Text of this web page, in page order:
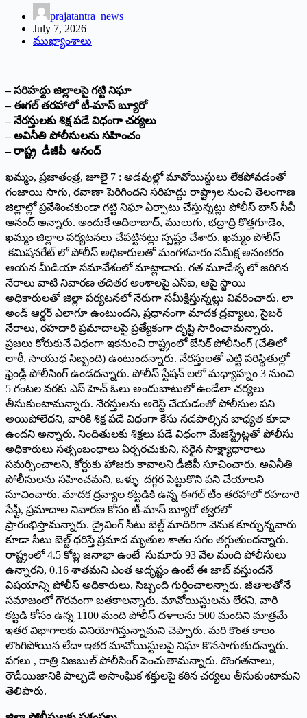
prajatantra_news
July 7, 2026
ముఖ్యాంశాలు
– సరిహద్దు జిల్లాలపై గట్టి నిఘా
– ఈగల్ తరహాలో టీ-మాస్ బ్యూరో
– నేరస్తులకు శిక్ష పడే విధంగా చర్యలు
– అవినీతి పోలీసులను సహించం
– రాష్ట్ర డీజీపీ ఆనంద్
ఖమ్మం, ప్రజాతంత్ర, జూలై 7 : అడవుల్లో మావోయిస్టులు లేకపోవడంతో
గంజాయి సాగు, రవాణా పెరిగిందని సరిహద్దు రాష్ట్రాల నుంచి తెలంగాణ
జిల్లాల్లో ప్రవేశించకుండా గట్టి నిఘా ఏర్పాటు చేస్తున్నట్లు పోలీస్ బాస్ సీవీ
ఆనంద్ అన్నారు. అందుకే ఆదిలాబాద్, ములుగు, భద్రాద్రి కొత్తగూడెం,
ఖమ్మం జిల్లాల పర్యటనలు చేపట్టినట్లు స్పష్టం చేశారు. ఖమ్మం పోలీస్
కమిషనరేట్ లో పోలీస్ అధికారులతో మంగళవారం సమీక్ష అనంతరం
ఆయన మీడియా సమావేశంలో మాట్లాడారు. గత మూడేళ్ళ లో జరిగిన
నేరాలు వాటి నివారణ తదితర అంశాలపై ఎస్ఐ, ఆపై స్థాయి
అధికారులతో జిల్లా పర్యటనలో నేరుగా సమీక్షిస్తున్నట్లు వివరించారు. లా
అండ్ ఆర్డర్ ఎలాగూ ఉంటుందని, ప్రధానంగా మాదక ద్రవ్యాలు, సైబర్
నేరాలు, రహదారి ప్రమాదాలపై ప్రత్యేకంగా దృష్టి సారించామన్నారు.
ప్రజలు కోరుకునే విధంగా ఇకనుంచి రాష్ట్రంలో బేసిక్ పోలీసింగ్ (చేతిలో
లాఠీ, సాయుధ సిబ్బంది) ఉంటుందన్నారు. నేరస్తులతో ఎట్టి పరిస్థితుల్లో
ఫ్రెండ్లీ పోలీసింగ్ ఉండదన్నారు. పోలీస్ స్టేషన్ లలో మధ్యాహ్నం 3 నుంచి
5 గంటల వరకు ఎస్ హెచ్ ఓలు అందుబాటులో ఉండేలా చర్యలు
తీసుకుంటామన్నారు. నేరస్తులను అరెస్ట్ చేయడంతో పోలీసుల పని
అయిపోలేదని, వారికి శిక్ష పడే విధంగా కేసు నడపాల్సిన బాధ్యత కూడా
ఉందని అన్నారు. నిందితులకు శిక్షలు పడే విధంగా మేజిస్ట్రేట్లతో పోలీసు
అధికారులు సత్సంబంధాలు ఏర్పరచుకుని, సరైన సాక్ష్యాధారాలు
సమర్పించాలని, కోర్టుకు హాజరు కావాలని డీజీపీ సూచించారు. అవినీతి
పోలీసులను సహించమని, ఒళ్ళు దగ్గర పెట్టుకొని పని చేయాలని
సూచించారు. మాదక ద్రవ్యాల కట్టడికి ఉన్న ఈగల్ టీం తరహాలో రహదారి
సేఫ్టీ, ప్రమాదాల నివారణ కోసం టీ-మాస్ బ్యూరో త్వరలో
ప్రారంభిస్తామన్నారు. డ్రైవింగ్ సీటు బెల్ట్ మాదిరిగా వెనుక కూర్చున్నవారు
కూడా సీటు బెల్ట్ ధరిస్తే ప్రమాద మృతుల శాతం సగం తగ్గుతుందన్నారు.
రాష్ట్రంలో 4.5 కోట్ల జనాభా ఉంటే సుమారు 93 వేల మంది పోలీసులు
ఉన్నారని, 0.16 శాతమని ఎంత అదృష్టం ఉంటే ఈ జాబ్ వస్తుందనే
విషయాన్ని పోలీస్ అధికారులు, సిబ్బంది గుర్తించాలన్నారు. జీతాలతోనే
సమాజంలో గౌరవంగా బతకాలన్నారు. మావోయిస్టులను లేరని, వారి
కట్టడి కోసం ఉన్న 1100 మంది పోలీస్ దళాలను 500 మందిని మాత్రమే
ఇతర విభాగాలకు వినియోగిస్తున్నామని చెప్పారు. మరి కొంత కాలం
లొంగిపోయిన లేదా ఇతర మావోయిస్టులపై నిఘా కొనసాగుతుదన్నారు.
పగలు , రాత్రి విజబుల్ పోలీసింగ్ పెంచుతామన్నారు. దొంగతనాలు,
రౌడీయిజానికి పాల్పడే అసాంఘిక శక్తులపై కఠిన చర్యలు తీసుకుంటామని
తెలిపారు.